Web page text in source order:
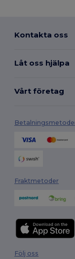
Kontakta oss
Låt oss hjälpa
Vårt företag
Fraktmetoder
Följ oss